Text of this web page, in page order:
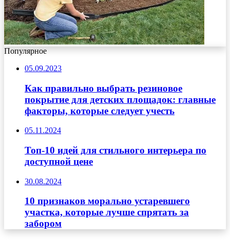
Популярное
05.09.2023
Как правильно выбрать резиновое
покрытие для детских площадок: главные
факторы, которые следует учесть
05.11.2024
Топ-10 идей для стильного интерьера по
доступной цене
30.08.2024
10 признаков морально устаревшего
участка, которые лучше спрятать за
забором